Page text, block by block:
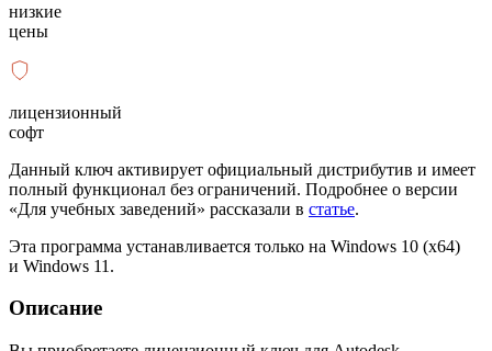
низкие
цены
лицензионный
софт
Данный ключ активирует официальный дистрибутив и имеет
полный функционал без ограничений. Подробнее о версии
«Для учебных заведений» рассказали в статье.
Эта программа устанавливается только на Windows 10 (x64)
и Windows 11.
Описание